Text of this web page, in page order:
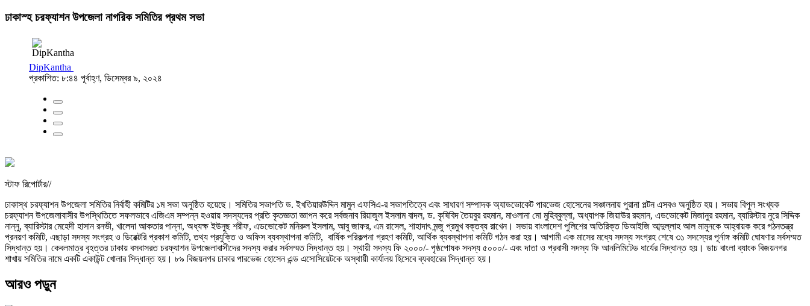
ঢাকাস্হ চরফ্যাশন উপজেলা নাগরিক সমিতির প্রথম সভা
DipKantha
প্রকাশিত: ৮:৪৪ পূর্বাহ্ণ, ডিসেম্বর ৯, ২০২৪
স্টাফ রিপোর্টার//
ঢাকাস্থ চরফ্যাশন উপজেলা সমিতির নির্বাহী কমিটির ১ম সভা অনুষ্ঠিত হয়েছে। সমিতির সভাপতি ড. ইখতিয়ারউদ্দিন মামুন এফসিএ-র সভাপতিত্বে এবং সাধারণ সম্পাদক অ্যাডভোকেট পারভেজ হোসেনের সঞ্চালনায় পুরানা পল্টন এসবও অনুষ্ঠিত হয়। সভায় বিপুল সংখ্যক
চরফ্যাশন উপজেলাবাসীর উপস্থিতিতে সফলভাবে এজিএম সম্পন্ন হওয়ায় সদস্যদের প্রতি কৃতজ্ঞতা জ্ঞাপন করে সর্বজনাব রিয়াজুল ইসলাম বাদল, ড. কৃষিবিদ তৈয়বুর রহমান, মাওলানা মো মুহিব্বুল্লা, অধ্যাপক জিয়াউর রহমান, এডভোকেট মিজানুর রহমান, ব্যারিস্টার নুরে সিদ্দিক
নান্নু, ব্যারিস্টার মেহেদী হাসান রনভী, খালেদা আকতার পান্না, অধ্যক্ষ ইউনুছ শরীফ, এডভোকেট মনিরুল ইসলাম, আবু জাফর, এম রাসেল, শাহাদাৎ মন্জু প্রমুখ বক্তব্য রাখেন। সভায় বাংলাদেশ পুলিশের অতিরিক্ত ডিআইজি আব্দুল্লাহ আল মামুনকে আহ্বায়ক করে গঠনতন্ত্র
প্রনয়ণ কমিটি, এছাড়া সদস্য সংগ্রহ ও ডিরেক্টরি প্রকাশ কমিটি, তথ্য প্রযুক্তি ও অফিস ব্যবস্থাপনা কমিটি, বার্ষিক পরিকল্পনা গ্রহণ কমিটি, আর্থিক ব্যবস্থাপনা কমিটি গঠন করা হয়। আগামী এক মাসের মধ্যে সদস্য সংগ্রহ শেষে ৩১ সদস্যের পূর্নাঙ্গ কমিটি ঘোষণার সর্বসম্মত
সিদ্ধান্ত হয়। কেবলমাত্র বৃহত্তর ঢাকায় বসবাসরত চরফ্যাশন উপজেলাবাসীদের সদস্য করার সর্বসম্মত সিদ্ধান্ত হয়। স্থায়ী সদস্য ফি ২০০০/- পৃষ্ঠপোষক সদস্য ৫০০০/- এবং দাতা ও প্রবাসী সদস্য ফি আনলিমিটেড ধার্যের সিদ্ধান্ত হয়। ডাচ বাংলা ব্যাংক বিজয়নগর
শাখায় সমিতির নামে একটি একাউন্ট খোলার সিদ্ধান্ত হয়। ৮৯ বিজয়নগর ঢাকার পারভেজ হোসেন এন্ড এসোসিয়েটকে অস্থায়ী কার্যালয় হিসেবে ব্যবহারের সিদ্ধান্ত হয়।
আরও পড়ুন